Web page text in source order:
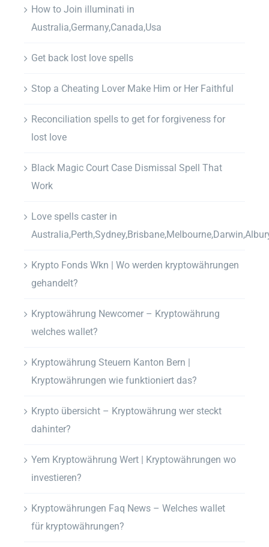
How to Join illuminati in
Australia,Germany,Canada,Usa
Get back lost love spells
Stop a Cheating Lover Make Him or Her Faithful
Reconciliation spells to get for forgiveness for
lost love
Black Magic Court Case Dismissal Spell That
Work
Love spells caster in
Krypto Fonds Wkn | Wo werden kryptowährungen
gehandelt?
Kryptowährung Newcomer – Kryptowährung
welches wallet?
Kryptowährung Steuern Kanton Bern |
Kryptowährungen wie funktioniert das?
Krypto übersicht – Kryptowährung wer steckt
dahinter?
Yem Kryptowährung Wert | Kryptowährungen wo
investieren?
Kryptowährungen Faq News – Welches wallet
für kryptowährungen?